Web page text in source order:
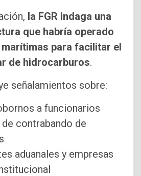
la FGR indaga una
que habría operado
para facilitar el
de hidrocarburos.
señalamientos sobre:
a funcionarios
contrabando de
aduanales y empresas